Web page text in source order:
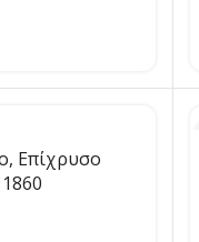
Επίχρυσο